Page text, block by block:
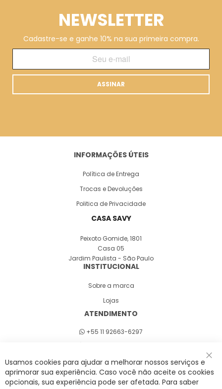
NEWSLETTER
Cadastre-se e ganhe 10% na sua primeira compra.
ASSINAR
INFORMAÇÕES ÚTEIS
Política de Entrega
Trocas e Devoluções
Politica de Privacidade
CASA SAVY
Peixoto Gomide, 1801
Casa 05
Jardim Paulista - São Paulo
INSTITUCIONAL
Sobre a marca
Lojas
ATENDIMENTO
+55 11 92663-6297
A Savy é uma lifestyle brand. Uma marca que promove fluidez para viver
Usamos cookies para ajudar a melhorar nossos serviços e
aprimorar sua experiência. Caso você não aceite os cookies
opcionais, sua experiência pode ser afetada. Para saber